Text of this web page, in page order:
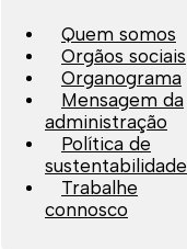
Quem somos
Orgãos sociais
Organograma
Mensagem da
administração
Política de
sustentabilidade
Trabalhe
connosco